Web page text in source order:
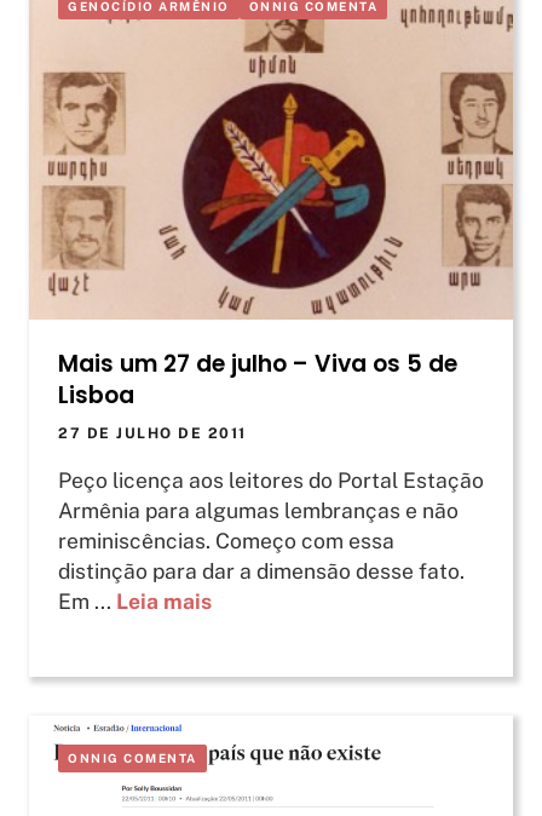
GENOCÍDIO ARMÊNIO ONNIG COMENTA
Mais um 27 de julho – Viva os 5 de
Lisboa
27 DE JULHO DE 2011
Peço licença aos leitores do Portal Estação
Armênia para algumas lembranças e não
reminiscências. Começo com essa
distinção para dar a dimensão desse fato.
Em ... Leia mais
ONNIG COMENTA